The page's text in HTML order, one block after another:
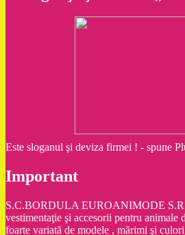
Este sloganul şi deviza firmei ! - spune
Important
S.C.BORDULA EUROANIMODE
vestimentaţie şi accesorii pentru animale
foarte variată de modele , mărimi şi